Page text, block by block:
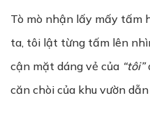
Tò mò nhận lấy mấy tấm
ta, tôi lật từng tấm lên
cận mặt dáng vẻ của “tôi”
căn chòi của khu vườn